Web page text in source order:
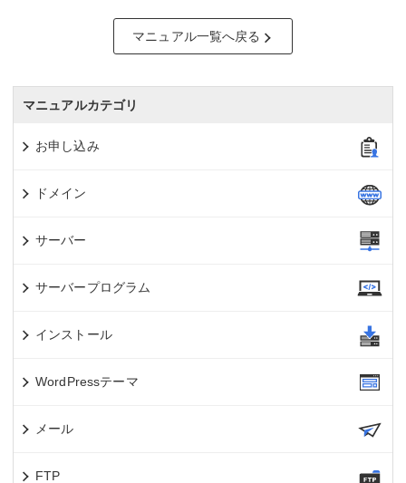
マニュアル一覧へ戻る
マニュアルカテゴリ
お申し込み
ドメイン
サーバー
サーバープログラム
インストール
WordPressテーマ
メール
FTP